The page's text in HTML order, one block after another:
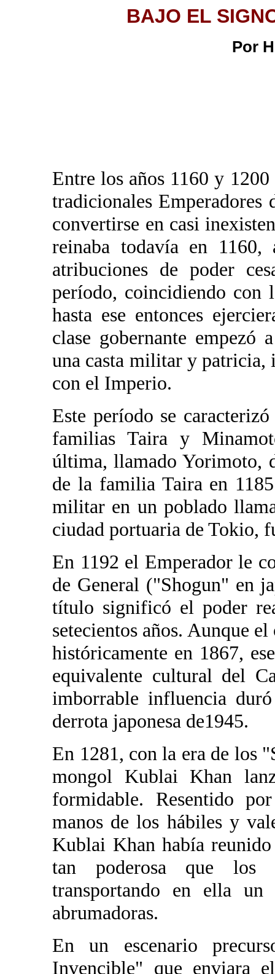
BAJO EL
Por
Entre los años 1160 y
tradicionales Emperadores
convertirse en casi
reinaba todavía en 1160,
atribuciones de poder
período, coincidiendo con
hasta ese entonces
clase gobernante empezó
una casta militar y patricia,
con el Imperio.
Este período se
familias Taira y
última, llamado Yorimoto,
de la familia Taira en
militar en un poblado
ciudad portuaria de Tokio,
En 1192 el Emperador le
de General ("Shogun" en
título significó el poder
setecientos años. Aunque
históricamente en 1867,
equivalente cultural del
imborrable influencia
derrota japonesa de1945.
En 1281, con la era de los
mongol Kublai Khan
formidable. Resentido
manos de los hábiles y
Kublai Khan había
tan poderosa que los
transportando en ella un
abrumadoras.
En un escenario
Invencible" que enviara